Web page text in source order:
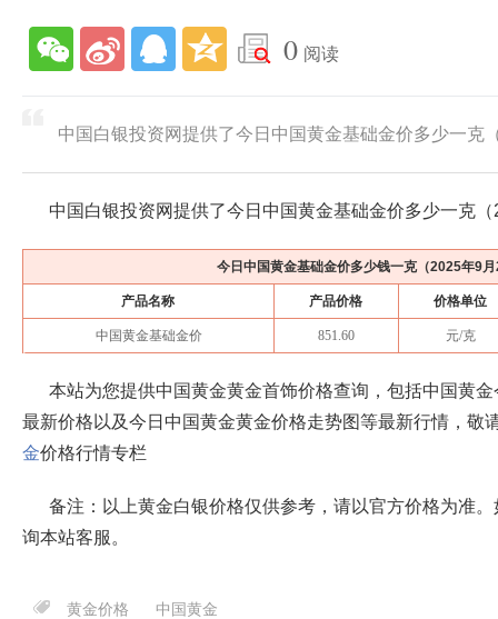
0 阅读
中国白银投资网提供了今日中国黄金基础金价多少一克
中国白银投资网提供了今日中国黄金基础金价多少一克（
今日中国黄金基础金价多少钱一克（2025年9
产品名称 产品价格 价格单位
中国黄金基础金价 851.60 元/克
本站为您提供中国黄金黄金首饰价格查询，包括中国黄
最新价格以及今日中国黄金黄金价格走势图等最新行情，敬
金价格行情专栏
备注：以上黄金白银价格仅供参考，请以官方价格为准
询本站客服。
黄金价格 中国黄金